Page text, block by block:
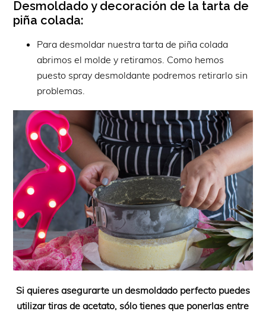
Desmoldado y decoración de la tarta de
piña colada:
Para desmoldar nuestra tarta de piña colada
abrimos el molde y retiramos. Como hemos
puesto spray desmoldante podremos retirarlo sin
problemas.
Si quieres asegurarte un desmoldado perfecto puedes
utilizar tiras de acetato, sólo tienes que ponerlas entre